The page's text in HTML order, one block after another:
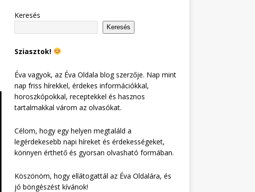
Keresés
Keresés
Sziasztok!
Éva vagyok, az Éva Oldala blog szerzője. Nap mint
nap friss hírekkel, érdekes információkkal,
horoszkópokkal, receptekkel és hasznos
tartalmakkal várom az olvasókat.
Célom, hogy egy helyen megtaláld a
legérdekesebb napi híreket és érdekességeket,
könnyen érthető és gyorsan olvasható formában.
Köszönöm, hogy ellátogattál az Éva Oldalára, és
jó böngészést kívánok!